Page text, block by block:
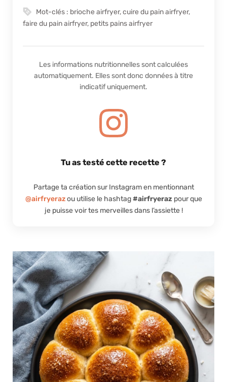
Mot-clés : brioche airfryer, cuire du pain airfryer,
faire du pain airfryer, petits pains airfryer
Les informations nutritionnelles sont calculées
automatiquement. Elles sont donc données à titre
indicatif uniquement.
Tu as testé cette recette ?
Partage ta création sur Instagram en mentionnant
@airfryerazou utilise le hashtag#airfryeraz pour que
je puisse voir tes merveilles dans l’assiette !